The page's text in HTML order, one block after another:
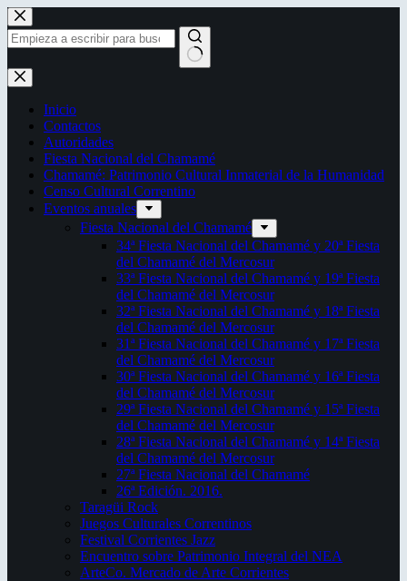
Saltar
al
contenido
Sin
resultados
Inicio
Contactos
Autoridades
Fiesta Nacional del Chamamé
Chamamé: Patrimonio Cultural Inmaterial de la Humanidad
Censo Cultural Correntino
Eventos anuales
Fiesta Nacional del Chamamé
34ª Fiesta Nacional del Chamamé y 20ª Fiesta
del Chamamé del Mercosur
33ª Fiesta Nacional del Chamamé y 19ª Fiesta
del Chamamé del Mercosur
32ª Fiesta Nacional del Chamamé y 18ª Fiesta
del Chamamé del Mercosur
31ª Fiesta Nacional del Chamamé y 17ª Fiesta
del Chamamé del Mercosur
30ª Fiesta Nacional del Chamamé y 16ª Fiesta
del Chamamé del Mercosur
29ª Fiesta Nacional del Chamamé y 15ª Fiesta
del Chamamé del Mercosur
28ª Fiesta Nacional del Chamamé y 14ª Fiesta
del Chamamé del Mercosur
27ª Fiesta Nacional del Chamamé
26ª Edición. 2016.
Taragüi Rock
Juegos Culturales Correntinos
Festival Corrientes Jazz
Encuentro sobre Patrimonio Integral del NEA
ArteCo. Mercado de Arte Corrientes